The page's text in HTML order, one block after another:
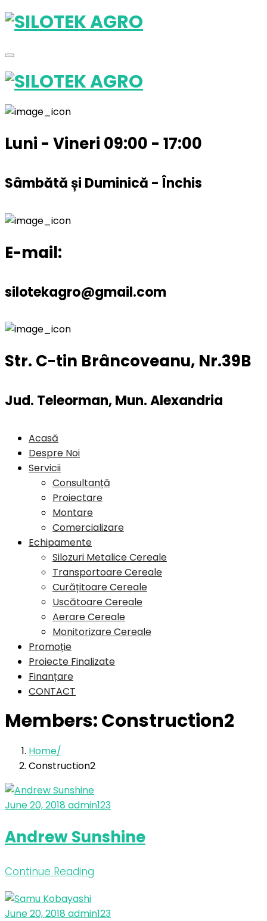
Luni - Vineri 09:00 - 17:00
Sâmbătă și Duminică - Închis
E-mail:
silotekagro@gmail.com
Str. C-tin Brâncoveanu, Nr.39B
Jud. Teleorman, Mun. Alexandria
Acasă
Despre Noi
Servicii
Consultanță
Proiectare
Montare
Comercializare
Echipamente
Silozuri Metalice Cereale
Transportoare Cereale
Curățitoare Cereale
Uscătoare Cereale
Aerare Cereale
Monitorizare Cereale
Promoție
Proiecte Finalizate
Finanțare
CONTACT
Members:Construction2
Home
Construction2
June 20, 2018 admin123
Andrew Sunshine
Continue Reading
June 20, 2018 admin123